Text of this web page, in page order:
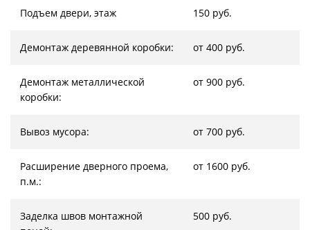
Подъем двери, этаж 150 руб.
Демонтаж деревянной коробки: от 400 руб.
Демонтаж металлической
коробки:
от 900 руб.
Вывоз мусора: от 700 руб.
Расширение дверного проема,
п.м.:
от 1600 руб.
Заделка швов монтажной
500 руб.